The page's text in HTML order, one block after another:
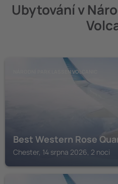
Ubytování v
NÁRODNÍ PARK LASSEN VOLCANIC
Best Western Rose
Chester, 14 srpna 2026, 2 noci